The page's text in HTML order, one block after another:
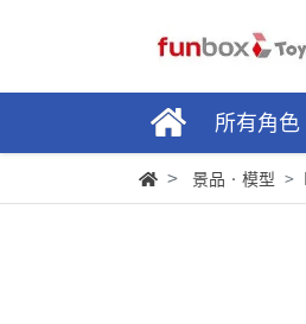
所有角色
景品‧模型